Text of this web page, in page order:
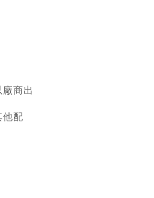
商出
配